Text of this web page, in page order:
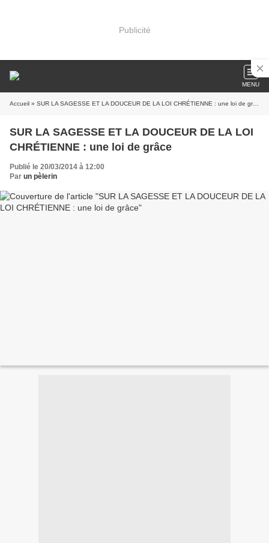
Publicité
MENU
Accueil » SUR LA SAGESSE ET LA DOUCEUR DE LA LOI CHRÉTIENNE : une loi de grâce
SUR LA SAGESSE ET LA DOUCEUR DE LA LOI
CHRÉTIENNE : une loi de grâce
Publié le 20/03/2014 à 12:00
Par un pèlerin